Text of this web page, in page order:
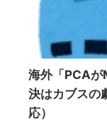
海外「PCA
決はカブスの
応）